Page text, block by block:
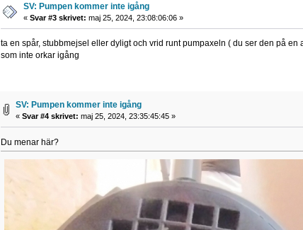
SV: Pumpen kommer inte igång
« Svar #3 skrivet: maj 25, 2024, 23:08:06:06 »
ta en spår, stubbmejsel eller dyligt och vrid runt pumpaxeln ( du ser den på
som inte orkar igång
SV: Pumpen kommer inte igång
« Svar #4 skrivet: maj 25, 2024, 23:35:45:45 »
Du menar här?